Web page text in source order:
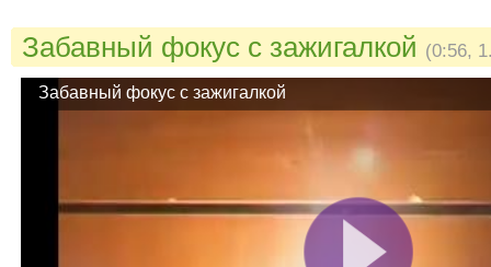
Забавный фокус с зажигалкой (0:56,
Забавный фокус с зажигалкой